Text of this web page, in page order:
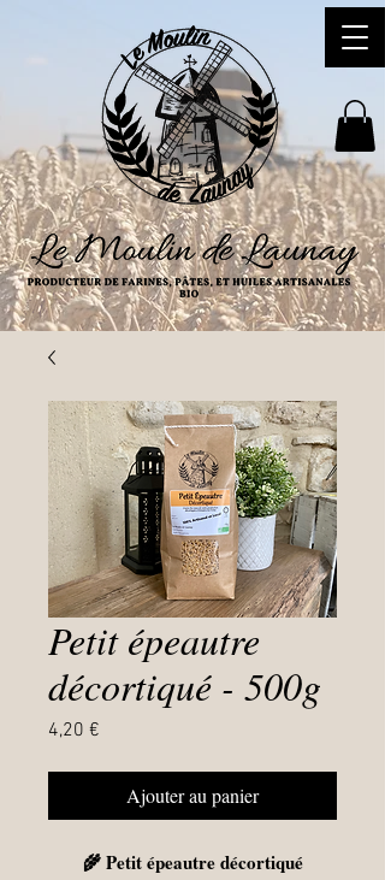
Petit épeautre
décortiqué - 500g
4,20 €
Ajouter au panier
🌾 Petit épeautre décortiqué